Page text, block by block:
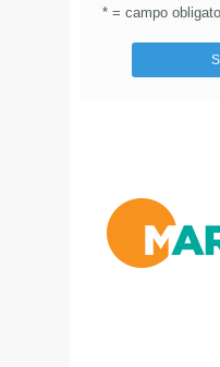
* = campo
reservados.